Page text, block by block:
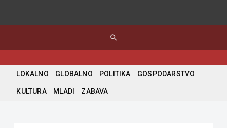
search
LOKALNO GLOBALNO POLITIKA GOSPODARSTVO
KULTURA MLADI ZABAVA